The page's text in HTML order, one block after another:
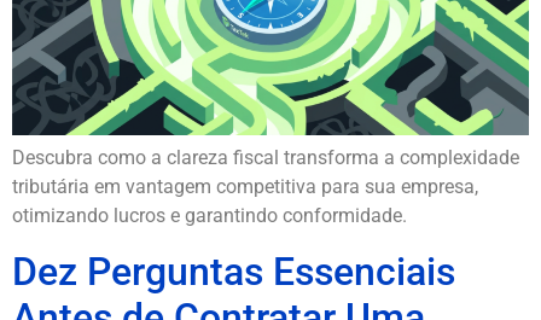
Descubra como a clareza fiscal transforma a complexidade
tributária em vantagem competitiva para sua empresa,
otimizando lucros e garantindo conformidade.
Dez Perguntas Essenciais